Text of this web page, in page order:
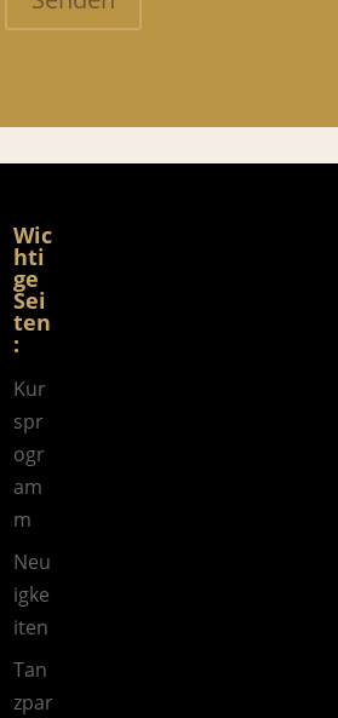
Wic
hti
ge
Sei
ten
:
Kur
spr
ogr
am
m
Neu
igke
iten
Tan
zpar